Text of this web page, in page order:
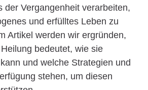
der Vergangenheit verarbeiten,
und erfülltes Leben zu
Artikel werden wir ergründen,
bedeutet, wie sie
und welche Strategien und
stehen, um diesen